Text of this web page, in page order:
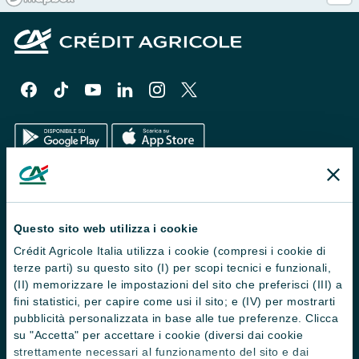
Questo sito web utilizza i cookie
Crédit Agricole Italia utilizza i cookie (compresi i cookie di
terze parti) su questo sito (I) per scopi tecnici e funzionali,
(II) memorizzare le impostazioni del sito che preferisci (III) a
fini statistici, per capire come usi il sito; e (IV) per mostrarti
pubblicità personalizzata in base alle tue preferenze. Clicca
su "Accetta" per accettare i cookie (diversi dai cookie
strettamente necessari al funzionamento del sito e dai
Trova filiali
Contattaci
Domande frequenti
Successioni
Servizi e pagamenti digitali